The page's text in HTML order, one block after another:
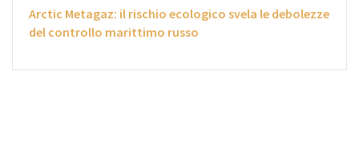
Arctic Metagaz: il rischio ecologico svela le debolezze
del controllo marittimo russo